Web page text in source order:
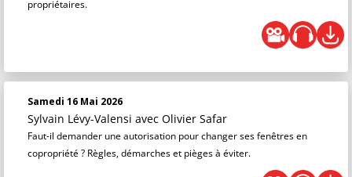
propriétaires.
Samedi 16 Mai 2026
Sylvain Lévy-Valensi avec Olivier Safar
Faut-il demander une autorisation pour changer ses fenêtres en
copropriété ? Règles, démarches et pièges à éviter.